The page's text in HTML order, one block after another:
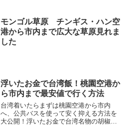
面が傾いたり揺れたりしてます。酔いや
すい方は視聴...
モンゴル草原 チンギス・ハン空
港から市内まで広大な草原見れま
した
浮いたお金で台湾飯！桃園空港か
ら市内まで最安値で行く方法
台湾着いたらまずは桃園空港から市内
へ、公共バスを使って安く抑える方法を
大公開！浮いたお金で台湾名物の胡椒餅